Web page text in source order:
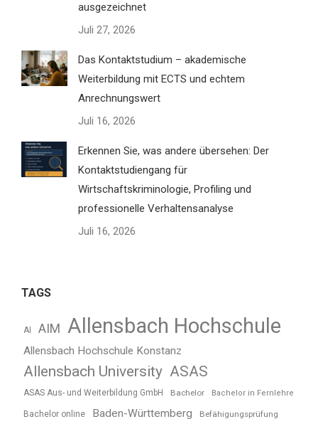
ausgezeichnet
Juli 27, 2026
Das Kontaktstudium – akademische
Weiterbildung mit ECTS und echtem
Anrechnungswert
Juli 16, 2026
Erkennen Sie, was andere übersehen: Der
Kontaktstudiengang für
Wirtschaftskriminologie, Profiling und
professionelle Verhaltensanalyse
Juli 16, 2026
TAGS
AI AIM Allensbach Hochschule
Allensbach Hochschule Konstanz
Allensbach University ASAS
ASAS Aus- und Weiterbildung GmbH Bachelor Bachelor in Fernlehre
Bachelor online Baden-Württemberg Befähigungsprüfung